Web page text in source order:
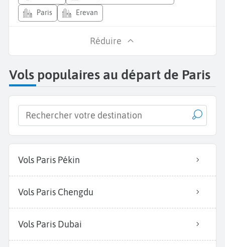
Paris Erevan
Réduire
Vols populaires au départ de Paris
Vols Paris Pékin
Vols Paris Chengdu
Vols Paris Dubai